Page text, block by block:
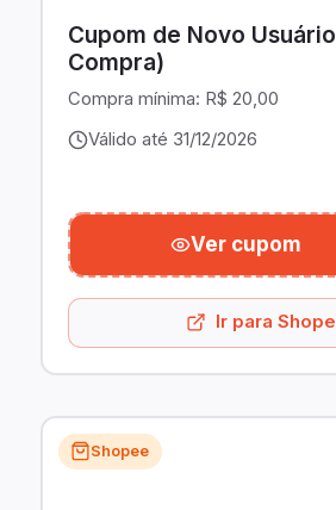
Cupom de Novo
Compra)
Compra mínima: R$ 20,00
Válido até 31/12/2026
Ver cupom
Ir para
Shopee